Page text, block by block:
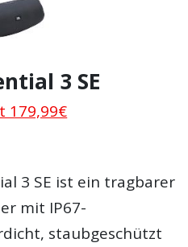
3 SE
179,99€
3 SE ist ein tragbarer
mit IP67-
staubgeschützt